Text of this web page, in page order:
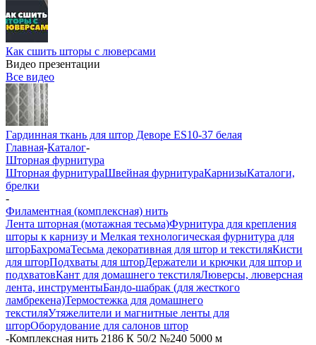
Как сшить шторы с люверсами
Видео презентации
Все видео
Гардинная ткань для штор Деворе ES10-37 белая
Главная-Каталог-
Шторная фурнитура
Шторная фурнитураШвейная фурнитураКарнизыКаталоги,
брелки
-
Филаментная (комплексная) нить
Лента шторная (мотажная тесьма)Фурнитура для крепления
шторы к карнизу и Мелкая технологическая фурнитура для
шторБахромаТесьма декоративная для штор и текстиляКисти
для шторПодхваты для шторДержатели и крючки для штор и
подхватовКант для домашнего текстиляЛюверсы, люверсная
лента, инструментыБандо-шабрак (для жесткого
ламбрекена)Термостежка для домашнего
текстиляУтяжелители и магнитные ленты для
шторОборудование для салонов штор
-Комплексная нить 2186 К 50/2 №240 5000 м